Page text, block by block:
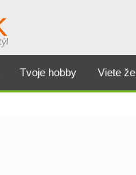
Tvoje hobby Viete že